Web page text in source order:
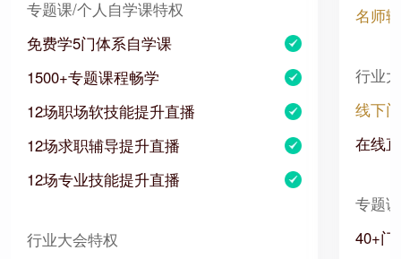
专题课/个人自学课特权
免费学5门体系自学课
1500+专题课程畅学
12场职场软技能提升直播
12场求职辅导提升直播
12场专业技能提升直播
行业大会特权
名师
行业
线下
在线
专题
40+门